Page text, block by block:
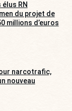
RN
du projet de
millions d’euros
narcotrafic,
nouveau